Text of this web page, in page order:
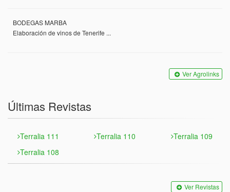
BODEGAS MARBA
Elaboración de vinos de Tenerife ...
Ver Agrolinks
Últimas Revistas
Terralia 111 Terralia 110
Terralia 109
Terralia 108
Ver Revistas